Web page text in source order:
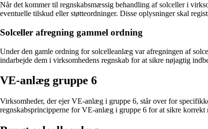
Når det kommer til regnskabsmæssig behandling af solceller i
eventuelle tilskud eller støtteordninger. Disse oplysninger skal
Solceller afregning gammel ordning
Under den gamle ordning for solcelleanlæg var afregningen af
indarbejde dem i virksomhedens regnskab for at sikre nøjagtig
VE-anlæg gruppe 6
Virksomheder, der ejer VE-anlæg i gruppe 6, står over for
regnskabsprincipperne for VE-anlæg i gruppe 6 for at sikre korrekt